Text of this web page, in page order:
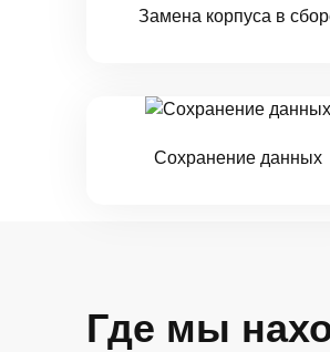
Замена корпуса в
Сохранение данных
Где мы